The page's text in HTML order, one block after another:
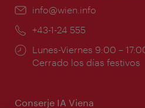
e-
info@wien.info
Teléfono:
+43-1-24 555
Horarios
de
Lunes-Viernes 9:00 –
Cerrado los días festivos
Conserje IA Viena